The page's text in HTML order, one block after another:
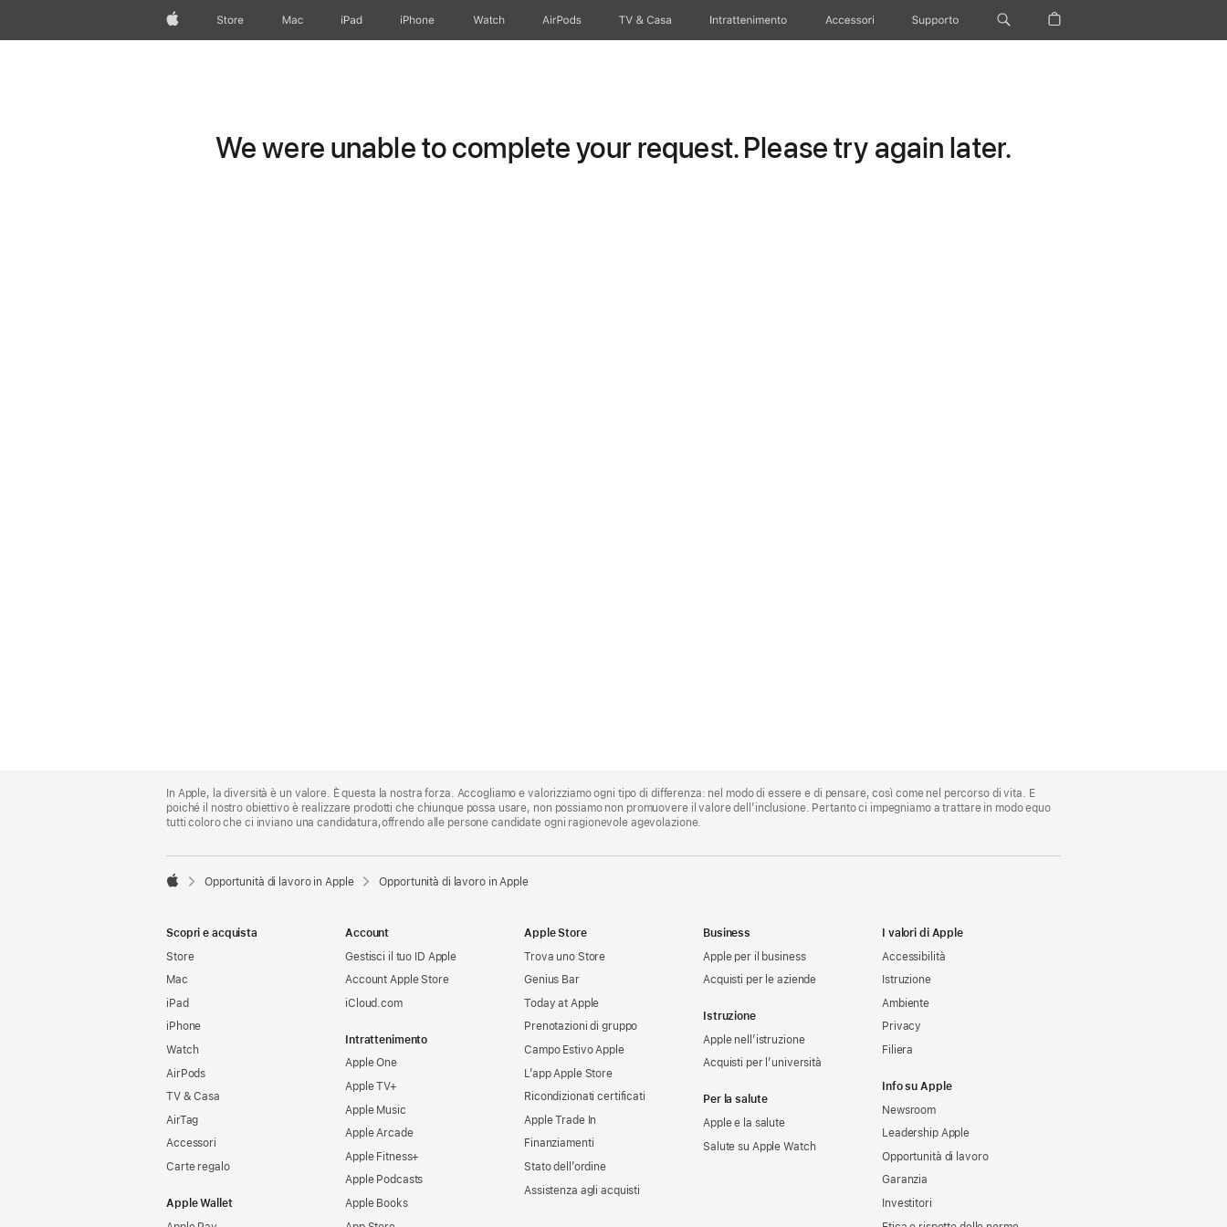
AppleStore Mac iPad iPhone Watch AirPods TV & Casa Intrattenimento Accessori Supporto
We were unable to complete your request. Please try again later.
Footer
In Apple, la diversità è un valore. È questa la nostra forza. Accogliamo e valorizziamo ogni tipo di differenza: nel modo di essere e di pensare, così come nel percorso di vita. E
poiché il nostro obiettivo è realizzare prodotti che chiunque possa usare, non possiamo non promuovere il valore dell’inclusione. Pertanto ci impegniamo a trattare in modo equo
tutti coloro che ci inviano una candidatura,offrendo alle persone candidate ogni ragionevole agevolazione.

Opportunità di lavoro in Apple Opportunità di lavoro in Apple
Scopri e acquista
Store
Mac
iPad
iPhone
Watch
AirPods
TV & Casa
AirTag
Accessori
Carte regalo
Apple Wallet
Account
Gestisci il tuo ID Apple
Account Apple Store
iCloud.com
Intrattenimento
Apple One
Apple TV+
Apple Music
Apple Arcade
Apple Fitness+
Apple Podcasts
Apple Books
Apple Store
Trova uno Store
Genius Bar
Today at Apple
Prenotazioni di gruppo
Campo Estivo Apple
L’app Apple Store
Ricondizionati certificati
Apple Trade In
Finanziamenti
Stato dell’ordine
Assistenza agli acquisti
Business
Apple per il business
Acquisti per le aziende
Istruzione
Apple nell’istruzione
Acquisti per l’università
Per la salute
Apple e la salute
Salute su Apple Watch
I valori di Apple
Accessibilità
Istruzione
Ambiente
Privacy
Filiera
Info su Apple
Newsroom
Leadership Apple
Opportunità di lavoro
Garanzia
Investitori